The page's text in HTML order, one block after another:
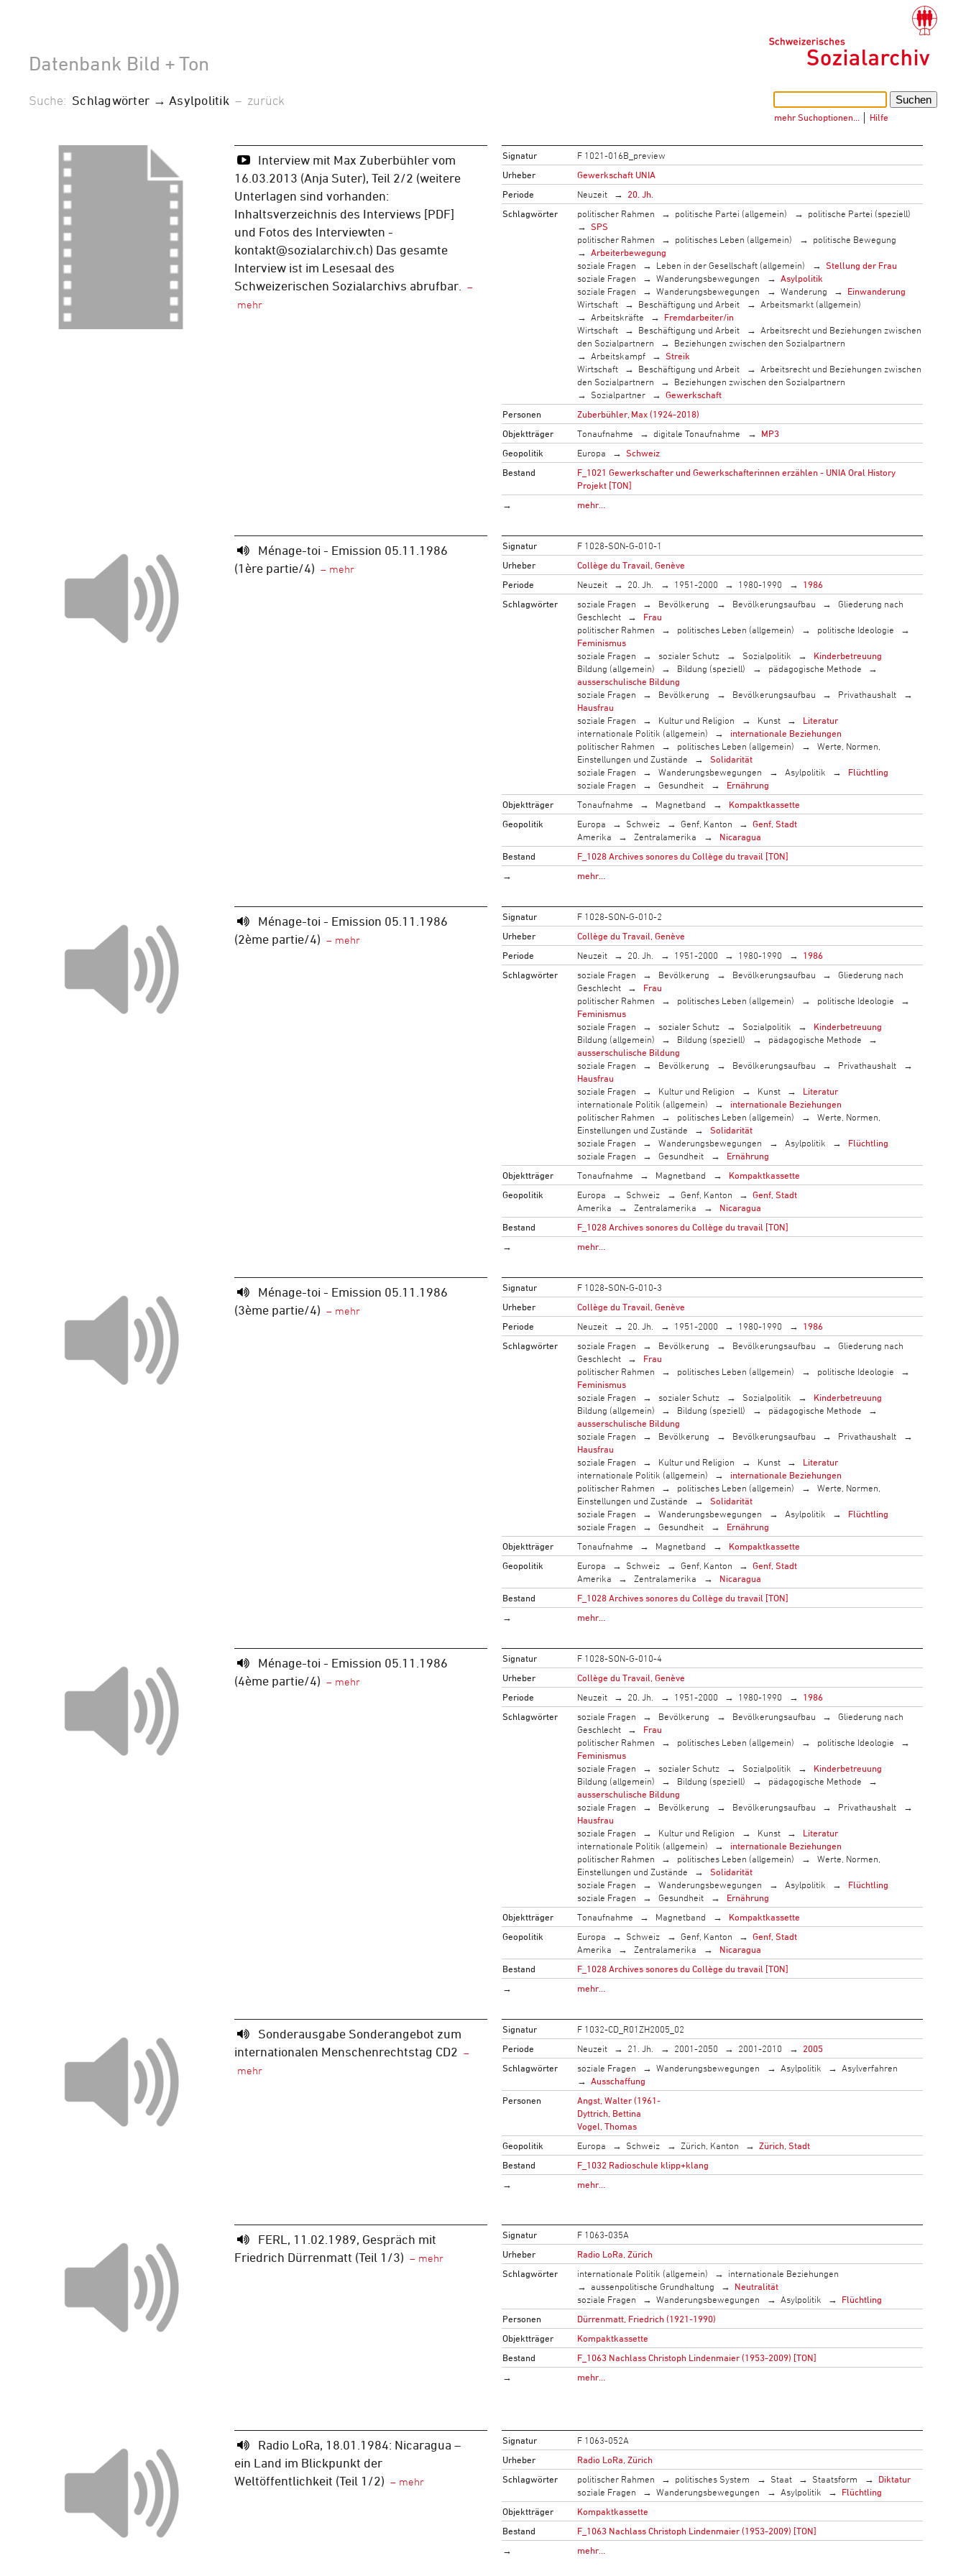
Datenbank Bild + Ton
mehr Suchoptionen… Hilfe
Suche: Schlagwörter → Asylpolitik – zurück
Interview mit Max Zuberbühler vom
16.03.2013 (Anja Suter), Teil 2/2 (weitere
Unterlagen sind vorhanden:
Inhaltsverzeichnis des Interviews [PDF]
und Fotos des Interviewten -
kontakt@sozialarchiv.ch) Das gesamte
Interview ist im Lesesaal des
Schweizerischen Sozialarchivs abrufbar.
Signatur
F 1021-016B_preview
Urheber
Gewerkschaft UNIA
Periode
Neuzeit
20. Jh.
Schlagwörter
politischer Rahmen politische Partei (allgemein)
politische Partei (speziell)
SPS
politischer Rahmen
politisches Leben (allgemein)
politische Bewegung
Arbeiterbewegung
soziale Fragen
Leben in der Gesellschaft (allgemein)
Stellung der Frau
soziale Fragen
Wanderungsbewegungen
Asylpolitik
soziale Fragen
Wanderungsbewegungen Wanderung
Einwanderung
Wirtschaft
Beschäftigung und Arbeit
Arbeitsmarkt (allgemein)
Arbeitskräfte
Fremdarbeiter/in
Wirtschaft
Beschäftigung und Arbeit
Arbeitsrecht und Beziehungen zwischen
den Sozialpartnern
Beziehungen zwischen den Sozialpartnern
Arbeitskampf
Streik
Wirtschaft
Beschäftigung und Arbeit
Arbeitsrecht und Beziehungen zwischen
den Sozialpartnern
Beziehungen zwischen den Sozialpartnern
Sozialpartner
Gewerkschaft
Personen
Zuberbühler, Max (1924-2018)
Objektträger
Tonaufnahme digitale Tonaufnahme
MP3
Geopolitik
Europa
Schweiz
Bestand
F_1021 Gewerkschafter und Gewerkschafterinnen erzählen - UNIA Oral History
Projekt [TON]
→
mehr…
Ménage-toi - Emission 05.11.1986
(1ère partie/4)
Signatur
F 1028-SON-G-010-1
Urheber
Collège du Travail, Genève
Periode
Neuzeit 20. Jh. 1951-2000 1980-1990
1986
Schlagwörter
soziale Fragen Bevölkerung Bevölkerungsaufbau
Gliederung nach
Geschlecht
Frau
politischer Rahmen
politisches Leben (allgemein)
politische Ideologie
Feminismus
soziale Fragen
sozialer Schutz Sozialpolitik
Kinderbetreuung
Bildung (allgemein)
Bildung (speziell)
pädagogische Methode
ausserschulische Bildung
soziale Fragen
Bevölkerung Bevölkerungsaufbau
Privathaushalt
Hausfrau
soziale Fragen
Kultur und Religion Kunst
Literatur
internationale Politik (allgemein)
internationale Beziehungen
politischer Rahmen
politisches Leben (allgemein)
Werte, Normen,
Einstellungen und Zustände
Solidarität
soziale Fragen
Wanderungsbewegungen Asylpolitik
Flüchtling
soziale Fragen
Gesundheit
Ernährung
Objektträger
Tonaufnahme Magnetband
Kompaktkassette
Geopolitik
Europa Schweiz Genf, Kanton
Genf, Stadt
Amerika
Zentralamerika
Nicaragua
Bestand
F_1028 Archives sonores du Collège du travail [TON]
→
mehr…
Ménage-toi - Emission 05.11.1986
(2ème partie/4)
Signatur
F 1028-SON-G-010-2
Urheber
Collège du Travail, Genève
Periode
Neuzeit 20. Jh. 1951-2000 1980-1990
1986
Schlagwörter
soziale Fragen Bevölkerung Bevölkerungsaufbau
Gliederung nach
Geschlecht
Frau
politischer Rahmen
politisches Leben (allgemein)
politische Ideologie
Feminismus
soziale Fragen
sozialer Schutz Sozialpolitik
Kinderbetreuung
Bildung (allgemein)
Bildung (speziell)
pädagogische Methode
ausserschulische Bildung
soziale Fragen
Bevölkerung Bevölkerungsaufbau
Privathaushalt
Hausfrau
soziale Fragen
Kultur und Religion Kunst
Literatur
internationale Politik (allgemein)
internationale Beziehungen
politischer Rahmen
politisches Leben (allgemein)
Werte, Normen,
Einstellungen und Zustände
Solidarität
soziale Fragen
Wanderungsbewegungen Asylpolitik
Flüchtling
soziale Fragen
Gesundheit
Ernährung
Objektträger
Tonaufnahme Magnetband
Kompaktkassette
Geopolitik
Europa Schweiz Genf, Kanton
Genf, Stadt
Amerika
Zentralamerika
Nicaragua
Bestand
F_1028 Archives sonores du Collège du travail [TON]
→
mehr…
Ménage-toi - Emission 05.11.1986
(3ème partie/4)
Signatur
F 1028-SON-G-010-3
Urheber
Collège du Travail, Genève
Periode
Neuzeit 20. Jh. 1951-2000 1980-1990
1986
Schlagwörter
soziale Fragen Bevölkerung Bevölkerungsaufbau
Gliederung nach
Geschlecht
Frau
politischer Rahmen
politisches Leben (allgemein)
politische Ideologie
Feminismus
soziale Fragen
sozialer Schutz Sozialpolitik
Kinderbetreuung
Bildung (allgemein)
Bildung (speziell)
pädagogische Methode
ausserschulische Bildung
soziale Fragen
Bevölkerung Bevölkerungsaufbau
Privathaushalt
Hausfrau
soziale Fragen
Kultur und Religion Kunst
Literatur
internationale Politik (allgemein)
internationale Beziehungen
politischer Rahmen
politisches Leben (allgemein)
Werte, Normen,
Einstellungen und Zustände
Solidarität
soziale Fragen
Wanderungsbewegungen Asylpolitik
Flüchtling
soziale Fragen
Gesundheit
Ernährung
Objektträger
Tonaufnahme Magnetband
Kompaktkassette
Geopolitik
Europa Schweiz Genf, Kanton
Genf, Stadt
Amerika
Zentralamerika
Nicaragua
Bestand
F_1028 Archives sonores du Collège du travail [TON]
→
mehr…
Ménage-toi - Emission 05.11.1986
(4ème partie/4)
Signatur
F 1028-SON-G-010-4
Urheber
Collège du Travail, Genève
Periode
Neuzeit 20. Jh. 1951-2000 1980-1990
1986
Schlagwörter
soziale Fragen Bevölkerung Bevölkerungsaufbau
Gliederung nach
Geschlecht
Frau
politischer Rahmen
politisches Leben (allgemein)
politische Ideologie
Feminismus
soziale Fragen
sozialer Schutz Sozialpolitik
Kinderbetreuung
Bildung (allgemein)
Bildung (speziell)
pädagogische Methode
ausserschulische Bildung
soziale Fragen
Bevölkerung Bevölkerungsaufbau
Privathaushalt
Hausfrau
soziale Fragen
Kultur und Religion Kunst
Literatur
internationale Politik (allgemein)
internationale Beziehungen
politischer Rahmen
politisches Leben (allgemein)
Werte, Normen,
Einstellungen und Zustände
Solidarität
soziale Fragen
Wanderungsbewegungen Asylpolitik
Flüchtling
soziale Fragen
Gesundheit
Ernährung
Objektträger
Tonaufnahme Magnetband
Kompaktkassette
Geopolitik
Europa Schweiz Genf, Kanton
Genf, Stadt
Amerika
Zentralamerika
Nicaragua
Bestand
F_1028 Archives sonores du Collège du travail [TON]
→
mehr…
Sonderausgabe Sonderangebot zum
internationalen Menschenrechtstag CD2
Signatur
F 1032-CD_R01ZH2005_02
Periode
Neuzeit 21. Jh. 2001-2050 2001-2010
2005
Schlagwörter
soziale Fragen Wanderungsbewegungen Asylpolitik
Asylverfahren
Ausschaffung
Personen
Angst, Walter (1961-
Dyttrich, Bettina
Vogel, Thomas
Geopolitik
Europa Schweiz Zürich, Kanton
Zürich, Stadt
Bestand
F_1032 Radioschule klipp+klang
→
mehr…
FERL, 11.02.1989, Gespräch mit
Friedrich Dürrenmatt (Teil 1/3)
Signatur
F 1063-035A
Urheber
Radio LoRa, Zürich
Schlagwörter
internationale Politik (allgemein)
internationale Beziehungen
aussenpolitische Grundhaltung
Neutralität
soziale Fragen
Wanderungsbewegungen Asylpolitik
Flüchtling
Personen
Dürrenmatt, Friedrich (1921-1990)
Objektträger
Kompaktkassette
Bestand
F_1063 Nachlass Christoph Lindenmaier (1953-2009) [TON]
→
mehr…
Radio LoRa, 18.01.1984: Nicaragua –
ein Land im Blickpunkt der
Weltöffentlichkeit (Teil 1/2)
Signatur
F 1063-052A
Urheber
Radio LoRa, Zürich
Schlagwörter
politischer Rahmen politisches System Staat Staatsform
Diktatur
soziale Fragen
Wanderungsbewegungen Asylpolitik
Flüchtling
Objektträger
Kompaktkassette
Bestand
F_1063 Nachlass Christoph Lindenmaier (1953-2009) [TON]
→
mehr…